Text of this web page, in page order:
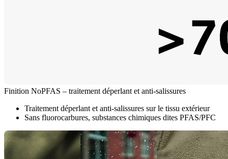
Finition NoPFAS – traitement déperlant et anti-salissures
Traitement déperlant et anti-salissures sur le tissu extérieur
Sans fluorocarbures, substances chimiques dites PFAS/PFC